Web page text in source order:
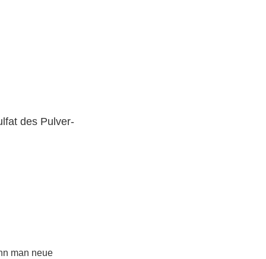
des Pulver-
man neue